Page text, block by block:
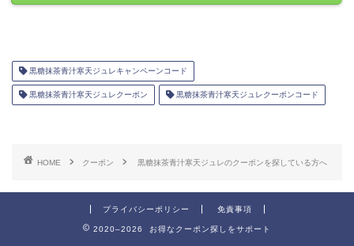
黒糖抹茶青汁寒天ジュレキャンペーンコード
黒糖抹茶青汁寒天ジュレクーポン 黒糖抹茶青汁寒天ジュレクーポンコード
HOME クーポン 黒糖抹茶青汁寒天ジュレのクーポンを探している方へ
プライバシーポリシー 免責事項
2020–2026 お得なクーポン探しをサポート